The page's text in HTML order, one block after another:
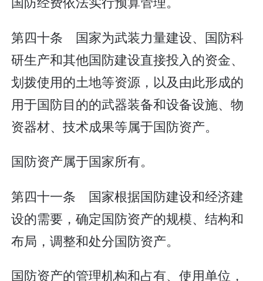
第四十条 国家为武装力量建设、国防科
研生产和其他国防建设直接投入的资金、
划拨使用的土地等资源，以及由此形成的
用于国防目的的武器装备和设备设施、物
资器材、技术成果等属于国防资产。
国防资产属于国家所有。
第四十一条 国家根据国防建设和经济建
设的需要，确定国防资产的规模、结构和
布局，调整和处分国防资产。
国防资产的管理机构和占有、使用单位，